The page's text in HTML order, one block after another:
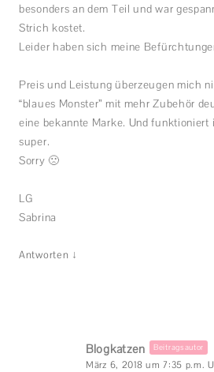
besonders an dem Teil und war
Strich kostet.
Leider haben sich meine
Preis und Leistung überzeugen mich
“blaues Monster” mit mehr Zubehör
eine bekannte Marke. Und
super.
Sorry 🙁
LG
Sabrina
Antworten ↓
Blogkatzen Beitragsautor
März 6, 2018 um 7:35 p.m.